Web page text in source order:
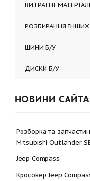
ВИТРАТНІ
РОЗБИРАННЯ
ШИНИ Б/У
ДИСКИ Б/У
НОВИНИ САЙТА
Розборка та
Mitsubishi Outlander
Jeep Compass
Кросовер Jeep